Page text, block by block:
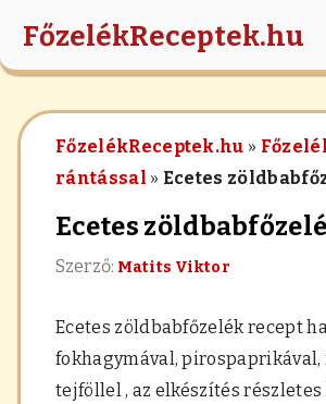
FőzelékReceptek.hu
l
FőzelékReceptek.hu »
rántással » Ecetes
Ecetes
Szerző: Matits Viktor
Ecetes zöldbabfőzelék recept
fokhagymával, pirospaprikával,
tejföllel , az elkészítés részletes